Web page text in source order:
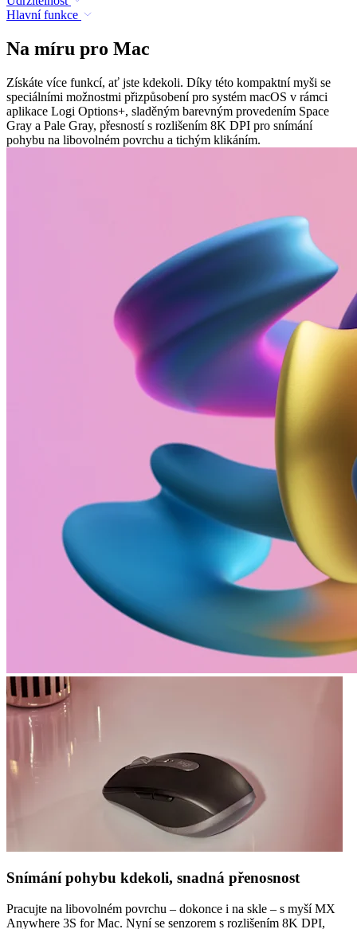
Hlavní funkce
Na míru pro Mac
Získáte více funkcí, ať jste kdekoli. Díky této kompaktní myši se
speciálními možnostmi přizpůsobení pro systém macOS v rámci
aplikace Logi Options+, sladěným barevným provedením Space
Gray a Pale Gray, přesností s rozlišením 8K DPI pro snímání
pohybu na libovolném povrchu a tichým klikáním.
Snímání pohybu kdekoli, snadná přenosnost
Pracujte na libovolném povrchu – dokonce i na skle – s myší MX
Anywhere 3S for Mac. Nyní se senzorem s rozlišením 8K DPI,